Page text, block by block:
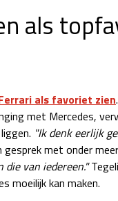
als
als favoriet zien
met Mercedes,
"Ik denk eerlijk
gesprek met onder
van iedereen."
moeilijk kan maken.